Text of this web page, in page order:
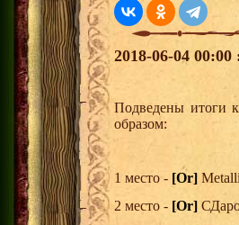
2018-06-04
Подведены итоги
образом:
1 место - [Or]
2 место - [Or]